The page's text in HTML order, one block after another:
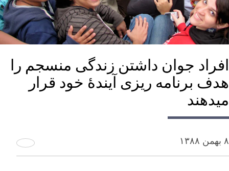
افراد جوان داشتن زندگی منسجم را
هدف برنامه ریزی آیندۀ خود قرار
میدهند
۸ بهمن ۱۳۸۸